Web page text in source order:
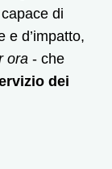
di
e d’impatto,
ora - che
dei